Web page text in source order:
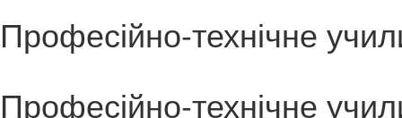
Професійно-технічне
Професійно-технічне